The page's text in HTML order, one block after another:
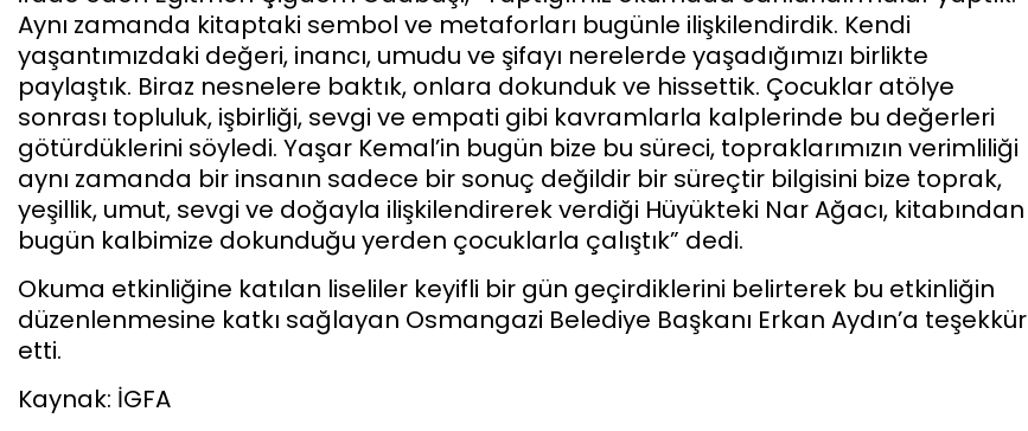
Aynı zamanda kitaptaki sembol ve metaforları bugünle ilişkilendirdik. Kendi
yaşantımızdaki değeri, inancı, umudu ve şifayı nerelerde yaşadığımızı birlikte
paylaştık. Biraz nesnelere baktık, onlara dokunduk ve hissettik. Çocuklar atölye
sonrası topluluk, işbirliği, sevgi ve empati gibi kavramlarla kalplerinde bu değerleri
götürdüklerini söyledi. Yaşar Kemal’in bugün bize bu süreci, topraklarımızın verimliliği
aynı zamanda bir insanın sadece bir sonuç değildir bir süreçtir bilgisini bize toprak,
yeşillik, umut, sevgi ve doğayla ilişkilendirerek verdiği Hüyükteki Nar Ağacı, kitabından
bugün kalbimize dokunduğu yerden çocuklarla çalıştık” dedi.
Okuma etkinliğine katılan liseliler keyifli bir gün geçirdiklerini belirterek bu etkinliğin
düzenlenmesine katkı sağlayan Osmangazi Belediye Başkanı Erkan Aydın’a teşekkür
etti.
Kaynak: İGFA